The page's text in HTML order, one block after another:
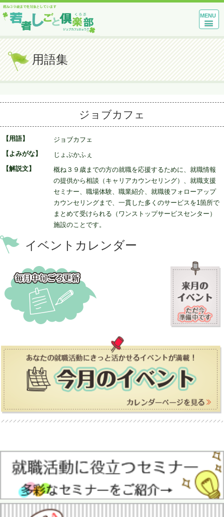
MENU
用語集
ジョブカフェ
【用語】
ジョブカフェ
【よみがな】
じょぶかふぇ
【解説文】
概ね３９歳までの方の就職を応援するために、就職情報
の提供から相談（キャリアカウンセリング）、就職支援
セミナー、職場体験、職業紹介、就職後フォローアップ
カウンセリングまで、一貫した多くのサービスを1箇所で
まとめて受けられる（ワンストップサービスセンター）
施設のことです。
イベントカレンダー